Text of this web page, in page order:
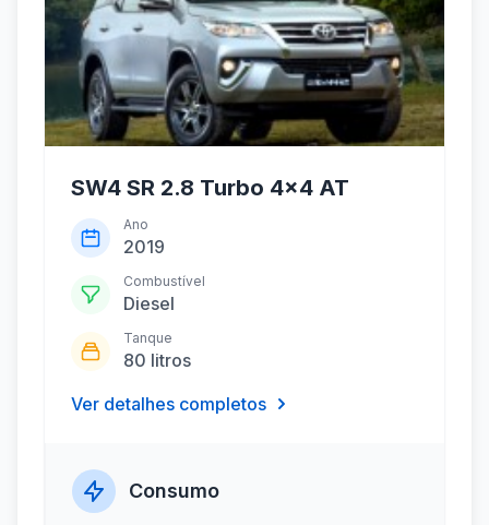
SW4 SR 2.8 Turbo 4x4 AT
Ano
2019
Combustível
Diesel
Tanque
80 litros
Ver detalhes completos
Consumo